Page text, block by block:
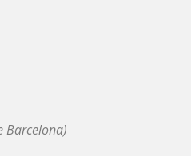
Barcelona)